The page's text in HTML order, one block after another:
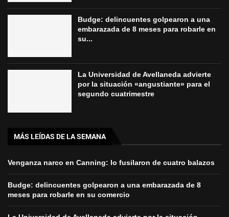
Budge: delincuentes golpearon a una
embarazada de 8 meses para robarle en
su...
La Universidad de Avellaneda advierte
por la situación «angustiante» para el
segundo cuatrimestre
MÁS LEÍDAS DE LA SEMANA
Venganza narco en Canning: lo fusilaron de cuatro balazos
Budge: delincuentes golpearon a una embarazada de 8
meses para robarle en su comercio